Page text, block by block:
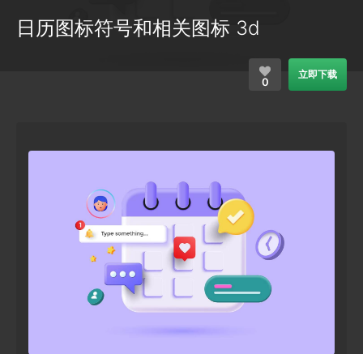
日历图标符号和相关图标 3d
0
立即下载